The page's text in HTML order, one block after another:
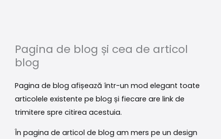
Pagina de blog și cea de articol
blog
Pagina de blog afișează într-un mod elegant toate
articolele existente pe blog și fiecare are link de
trimitere spre citirea acestuia.
În pagina de articol de blog am mers pe un design